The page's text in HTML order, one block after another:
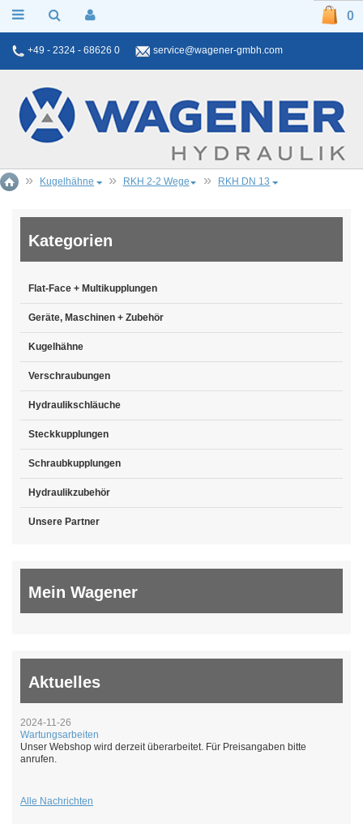
+49 - 2324 - 68626 0 service@wagener-gmbh.com
0
Kugelhähne RKH 2-2 Wege RKH DN 13
Kategorien
Flat-Face + Multikupplungen
Geräte, Maschinen + Zubehör
Kugelhähne
Verschraubungen
Hydraulikschläuche
Steckkupplungen
Schraubkupplungen
Hydraulikzubehör
Unsere Partner
Mein Wagener
Aktuelles
2024-11-26
Wartungsarbeiten
Unser Webshop wird derzeit überarbeitet. Für Preisangaben bitte
anrufen.
Alle Nachrichten